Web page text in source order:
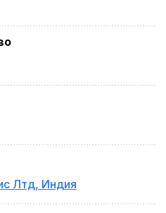
Лтд, Индия